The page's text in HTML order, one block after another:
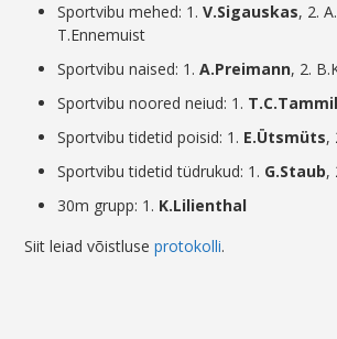
Sportvibu mehed: 1.V.Sigauskas, 2.
T.Ennemuist
Sportvibu naised: 1.A.Preimann, 2.
Sportvibu noored neiud: 1.
Sportvibu tidetid poisid: 1. E.Ütsmüts,
Sportvibu tidetid tüdrukud: 1. G.Staub,
30m grupp: 1. K.Lilienthal
Siit leiad võistluseprotokolli.